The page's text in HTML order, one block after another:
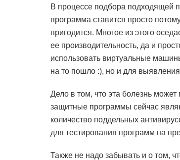
В процессе подбора подходящей
программа ставится просто
пригодится. Многое из этого
ее производительность, да и
использовать виртуальные
на то пошло :), но и для
Дело в том, что эта болезнь
защитные программы сейчас
количество поддельных
для тестирования программ на
Также не надо забывать и о том,